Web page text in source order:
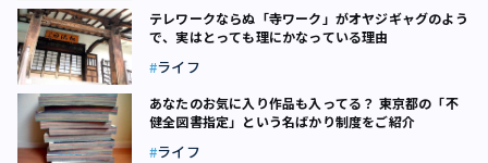
テレワークならぬ「寺ワーク」がオヤジギャグのよう
で、実はとっても理にかなっている理由
ライフ
あなたのお気に入り作品も入ってる？ 東京都の「不
健全図書指定」という名ばかり制度をご紹介
ライフ